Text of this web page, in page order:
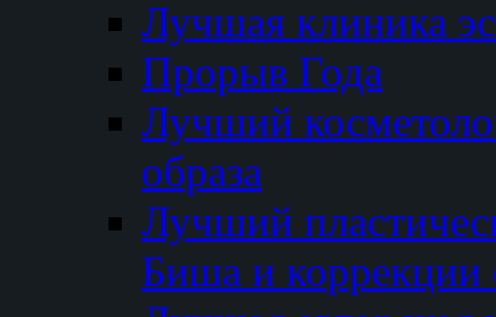
Лучшая клиника
Прорыв Года
Лучший
образа
Лучший
Биша и коррекции